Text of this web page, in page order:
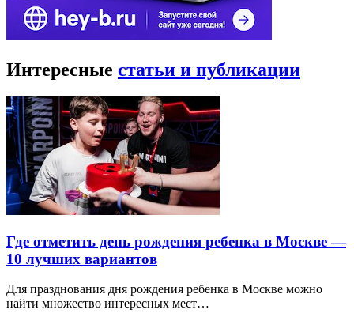
Интересные статьи и публикации
Где отметить день рождения ребенка в Москве —
10 лучших вариантов
Для празднования дня рождения ребенка в Москве можно
найти множество интересных мест…